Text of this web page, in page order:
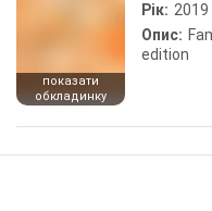
показати
обкладинку
Рік: 2019
Опис:
edition